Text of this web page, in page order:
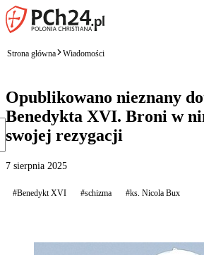
Strona główna Wiadomości
Opublikowano nieznany
Benedykta XVI. Broni w
swojej rezygacji
7 sierpnia 2025
#Benedykt XVI #schizma #ks. Nicola Bux